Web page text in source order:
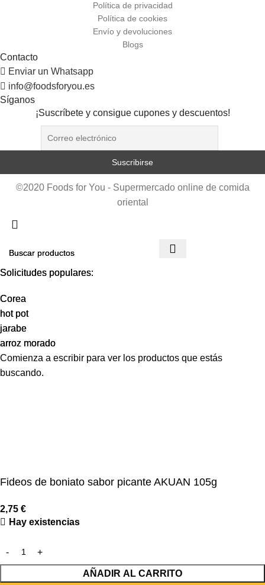
Política de privacidad
Política de cookies
Envío y devoluciones
Blogs
Contacto
Enviar un Whatsapp
info@foodsforyou.es
Síganos
¡Suscríbete y consigue cupones y descuentos!
©2020 Foods for You - Supermercado online de comida
oriental
Solicitudes populares:
Corea
hot pot
jarabe
arroz morado
Solicitudes populares:
Corea
hot pot
jarabe
arroz morado
Comienza a escribir para ver los productos que estás
buscando.
Fideos de boniato sabor picante AKUAN 105g
2,75 €
Hay existencias
AÑADIR AL CARRITO